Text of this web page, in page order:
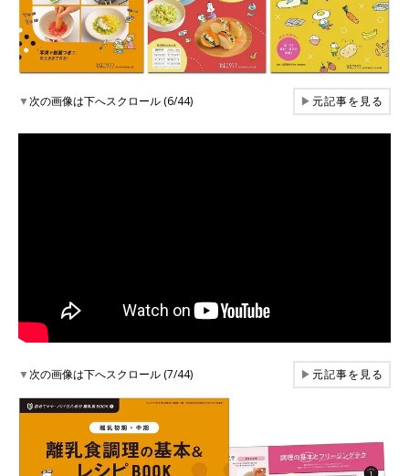
▼次の画像は下へスクロール (6/44) ▶元記事を見る
▼次の画像は下へスクロール (7/44) ▶元記事を見る